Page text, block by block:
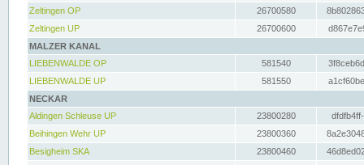
Zeltingen OP
26700580
Zeltingen UP
26700600
MALZER KANAL
LIEBENWALDE OP
581540
LIEBENWALDE UP
581550
NECKAR
Aldingen Schleuse UP
23800280
Beihingen Wehr UP
23800360
Besigheim SKA
23800460